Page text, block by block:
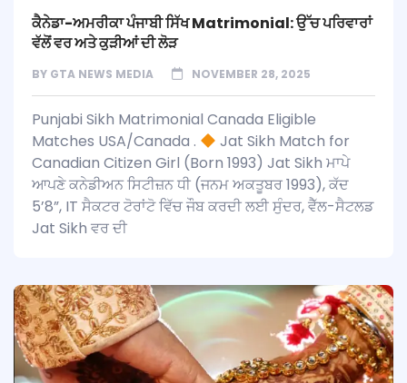
ਕੈਨੇਡਾ-ਅਮਰੀਕਾ ਪੰਜਾਬੀ ਸਿੱਖ Matrimonial: ਉੱਚ ਪਰਿਵਾਰਾਂ
ਵੱਲੋਂ ਵਰ ਅਤੇ ਕੁੜੀਆਂ ਦੀ ਲੋੜ
BY GTA NEWS MEDIA NOVEMBER 28, 2025
Punjabi Sikh Matrimonial Canada Eligible
Matches USA/Canada .
Jat Sikh Match for
Canadian Citizen Girl (Born 1993) Jat Sikh ਮਾਪੇ
ਆਪਣੇ ਕਨੇਡੀਅਨ ਸਿਟੀਜ਼ਨ ਧੀ (ਜਨਮ ਅਕਤੂਬਰ 1993), ਕੱਦ
5’8”, IT ਸੈਕਟਰ ਟੋਰਾਂਟੋ ਵਿੱਚ ਜੌਬ ਕਰਦੀ ਲਈ ਸੁੰਦਰ, ਵੈੱਲ-ਸੈਟਲਡ
Jat Sikh ਵਰ ਦੀ